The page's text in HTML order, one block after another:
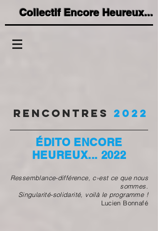
Collectif Encore Heureux...
Rencontres 2022
ÉDITO ENCORE
HEUREUX... 2022
Ressemblance-différence, c›est ce que nous
sommes.
Singularité-solidarité, voilà le programme !
Lucien Bonnafé